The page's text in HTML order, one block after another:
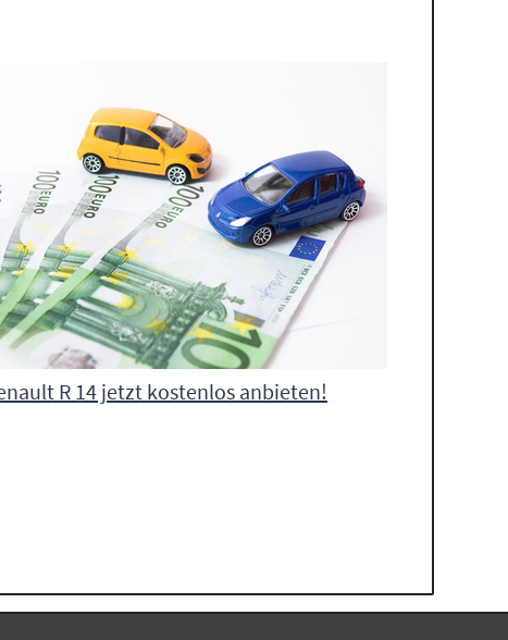
R 14 jetzt kostenlos anbieten!